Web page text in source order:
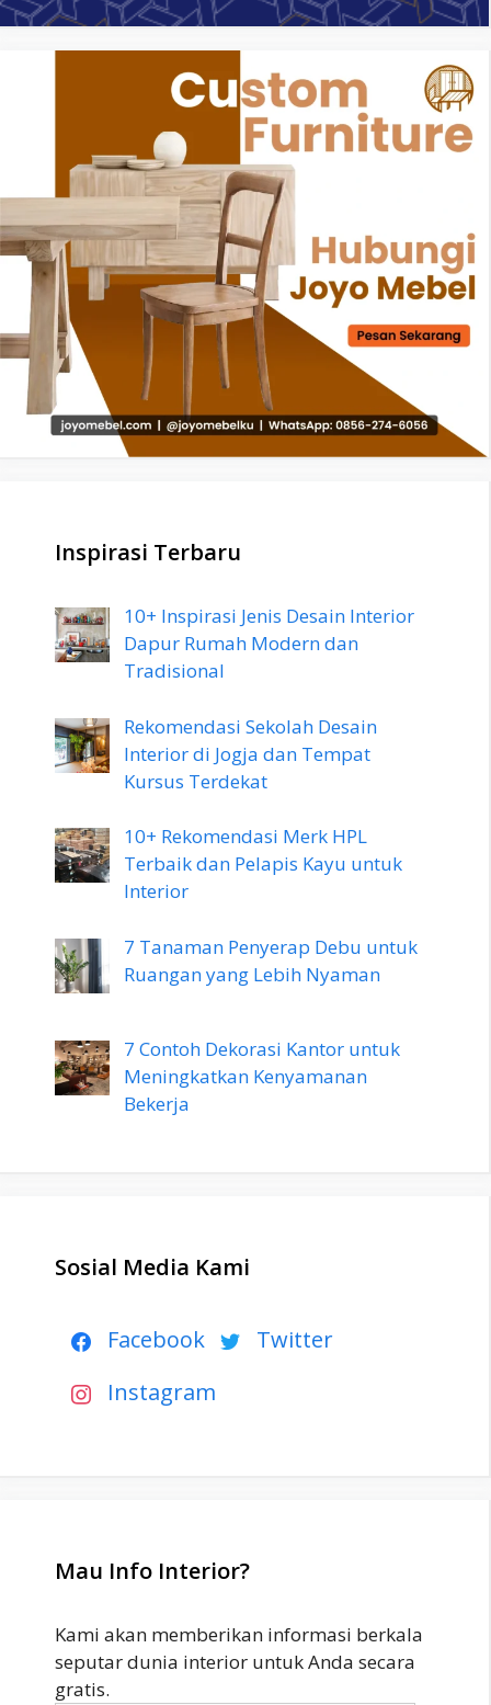
Inspirasi Terbaru
10+ Inspirasi Jenis Desain Interior
Dapur Rumah Modern dan
Tradisional
Rekomendasi Sekolah Desain
Interior di Jogja dan Tempat
Kursus Terdekat
10+ Rekomendasi Merk HPL
Terbaik dan Pelapis Kayu untuk
Interior
7 Tanaman Penyerap Debu untuk
Ruangan yang Lebih Nyaman
7 Contoh Dekorasi Kantor untuk
Meningkatkan Kenyamanan
Bekerja
Sosial Media Kami
Facebook
Twitter
Instagram
Mau Info Interior?
Kami akan memberikan informasi berkala
seputar dunia interior untuk Anda secara
gratis.